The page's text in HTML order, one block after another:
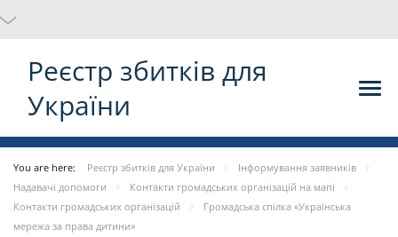
Реєстр збитків для
України
You are here: Реєстр збитків для України
Інформування заявників
Надавачі допомоги
Контакти громадських організацій на мапі
Контакти громадських організацій
Громадська спілка «Українська
мережа за права дитини»